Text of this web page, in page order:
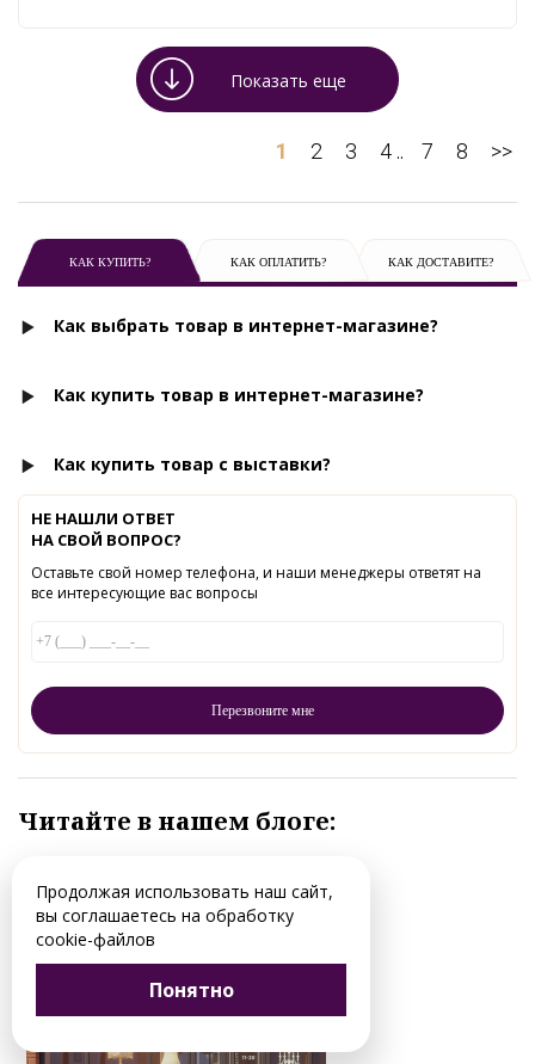
Показать еще
1 2 3 4 .. 7 8 >>
КАК КУПИТЬ? КАК ОПЛАТИТЬ? КАК ДОСТАВИТЕ?
Как выбрать товар в интернет-магазине?
Как купить товар в интернет-магазине?
Как купить товар с выставки?
НЕ НАШЛИ ОТВЕТ
НА СВОЙ ВОПРОС?
Оставьте свой номер телефона, и наши менеджеры ответят на
все интересующие вас вопросы
Читайте в нашем блоге:
Продолжая использовать наш сайт,
вы соглашаетесь на обработку
cookie-файлов
Понятно